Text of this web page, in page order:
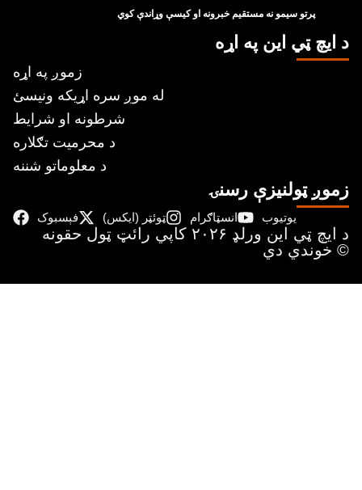
پرتو سيمو نه مستقيم خبرونه او کيسې وړاندې کوي
د ايچ ټي اين په اړه
زموږ په اړه
له موږ سره اړیکه ونیسئ
شرطونه او شرایط
د محرمیت تګلاره
د معلوماتو شننه
زموږ ټولنیزې رسنۍ
فېسبوک ټوئټر (ایکس) انسټاګرام یوتیوب
د ايچ ټي اين وﺭلډ ۲۰۲۶ کاپي ﺭائټ ټول حقونه
خوندي دي ©